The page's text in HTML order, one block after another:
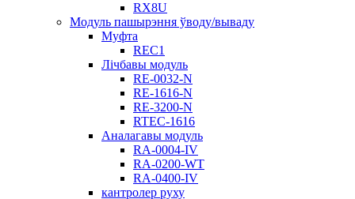
RX8U
Модуль пашырэння ўводу/вываду
Муфта
REC1
Лічбавы модуль
RE-0032-N
RE-1616-N
RE-3200-N
RTEC-1616
Аналагавы модуль
RA-0004-IV
RA-0200-WT
RA-0400-IV
кантролер руху